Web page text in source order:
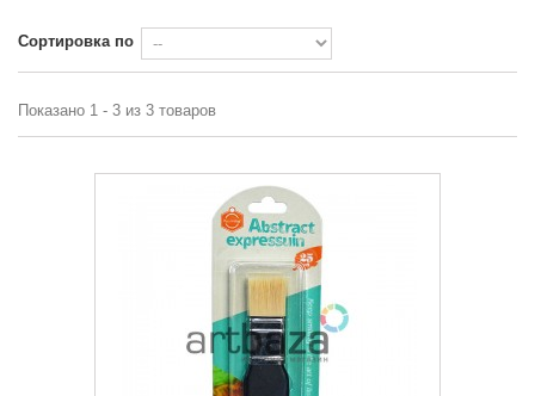
Сортировка по
Показано 1 - 3 из 3 товаров